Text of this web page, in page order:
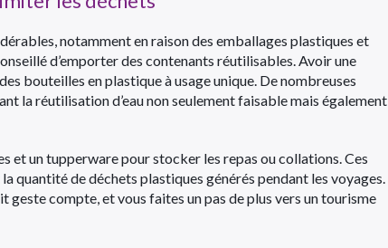
notamment en raison des emballages plastiques et
d’emporter des contenants réutilisables. Avoir une
bouteilles en plastique à usage unique. De nombreuses
la réutilisation d’eau non seulement faisable mais également
un tupperware pour stocker les repas ou collations. Ces
de déchets plastiques générés pendant les voyages.
compte, et vous faites un pas de plus vers un tourisme